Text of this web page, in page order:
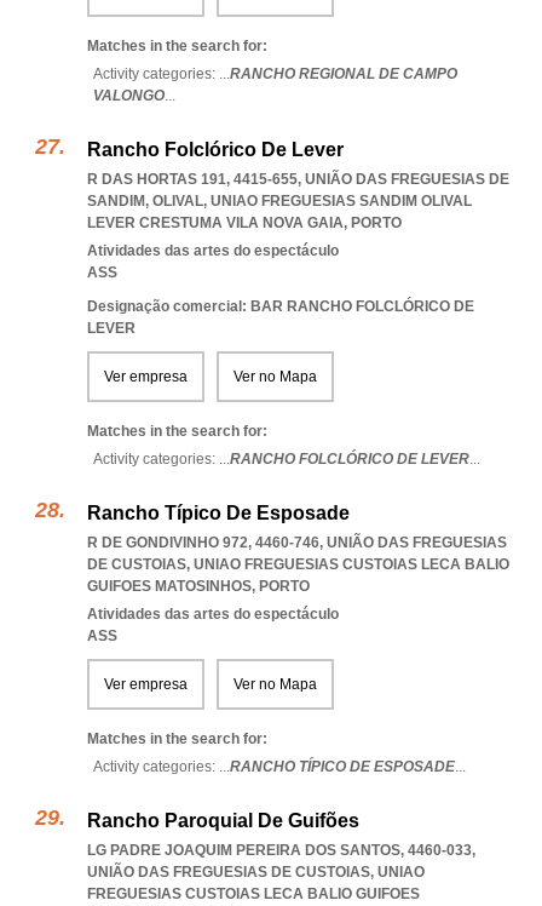
Matches in the search for:
Activity categories: ...RANCHO REGIONAL DE CAMPO
VALONGO...
Rancho Folclórico De Lever
R DAS HORTAS 191, 4415-655, UNIÃO DAS FREGUESIAS DE
SANDIM, OLIVAL, UNIAO FREGUESIAS SANDIM OLIVAL
LEVER CRESTUMA VILA NOVA GAIA, PORTO
Atividades das artes do espectáculo
ASS
Designação comercial: BAR RANCHO FOLCLÓRICO DE
LEVER
Ver empresa Ver no Mapa
Matches in the search for:
Activity categories: ...RANCHO FOLCLÓRICO DE LEVER...
Rancho Típico De Esposade
R DE GONDIVINHO 972, 4460-746, UNIÃO DAS FREGUESIAS
DE CUSTOIAS, UNIAO FREGUESIAS CUSTOIAS LECA BALIO
GUIFOES MATOSINHOS, PORTO
Atividades das artes do espectáculo
ASS
Ver empresa Ver no Mapa
Matches in the search for:
Activity categories: ...RANCHO TÍPICO DE ESPOSADE...
Rancho Paroquial De Guifões
LG PADRE JOAQUIM PEREIRA DOS SANTOS, 4460-033,
UNIÃO DAS FREGUESIAS DE CUSTOIAS, UNIAO
FREGUESIAS CUSTOIAS LECA BALIO GUIFOES